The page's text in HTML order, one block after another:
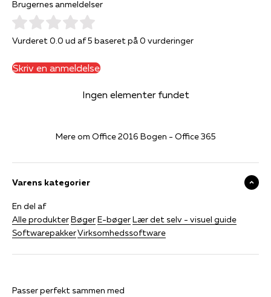
Brugernes anmeldelser
Vurderet 0.0 ud af 5 baseret på 0 vurderinger
Skriv en anmeldelse
Ingen elementer fundet
Mere om Office 2016 Bogen - Office 365
Varens kategorier
En del af
Alle produkterBøgerE-bøgerLær det selv - visuel guide
SoftwarepakkerVirksomhedssoftware